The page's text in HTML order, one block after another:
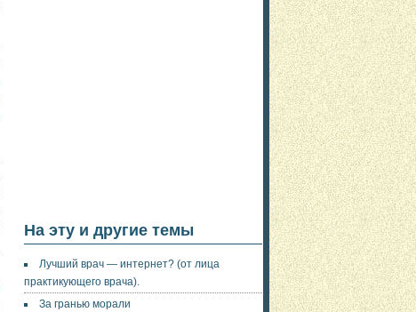
На эту и другие темы
Лучший врач — интернет? (от лица
практикующего врача).
За гранью морали